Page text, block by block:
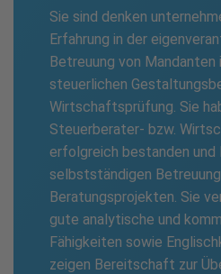
Sie sind denken
Erfahrung in der
Betreuung von Mandanten
steuerlichen
Wirtschaftsprüfung. Sie
Steuerberater- bzw.
erfolgreich bestanden und
selbstständigen
Beratungsprojekten. Sie
gute analytische und
Fähigkeiten sowie
zeigen Bereitschaft zur